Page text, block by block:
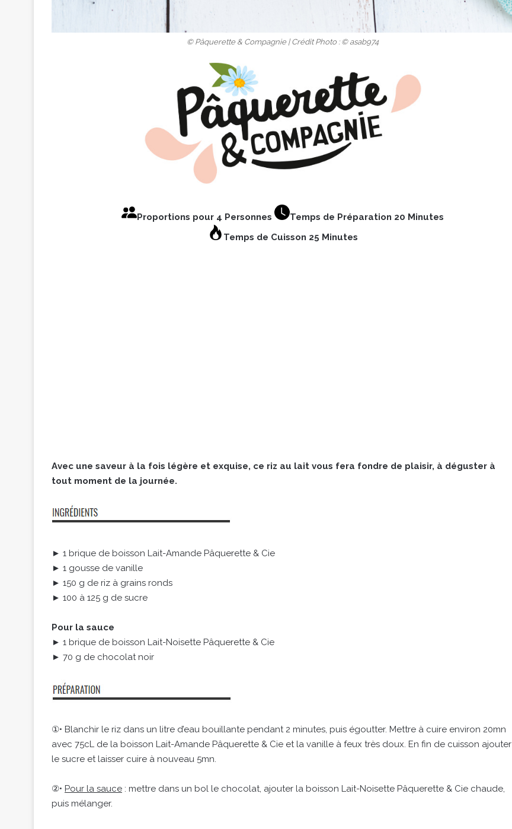
© Pâquerette & Compagnie | Crédit Photo : © asab974
Proportions pour 4 Personnes
Temps de Préparation 20 Minutes
Temps de Cuisson 25 Minutes
Avec une saveur à la fois légère et exquise, ce riz au lait vous fera fondre de plaisir, à déguster à
tout moment de la journée.
► 1 brique de boisson Lait-Amande Pâquerette & Cie
► 1 gousse de vanille
► 150 g de riz à grains ronds
► 100 à 125 g de sucre
Pour la sauce
► 1 brique de boisson Lait-Noisette Pâquerette & Cie
► 70 g de chocolat noir
①• Blanchir le riz dans un litre d’eau bouillante pendant 2 minutes, puis égoutter. Mettre à cuire environ 20mn
avec 75cL de la boisson Lait-Amande Pâquerette & Cie et la vanille à feux très doux. En fin de cuisson ajouter
le sucre et laisser cuire à nouveau 5mn.
②• Pour la sauce : mettre dans un bol le chocolat, ajouter la boisson Lait-Noisette Pâquerette & Cie chaude,
puis mélanger.